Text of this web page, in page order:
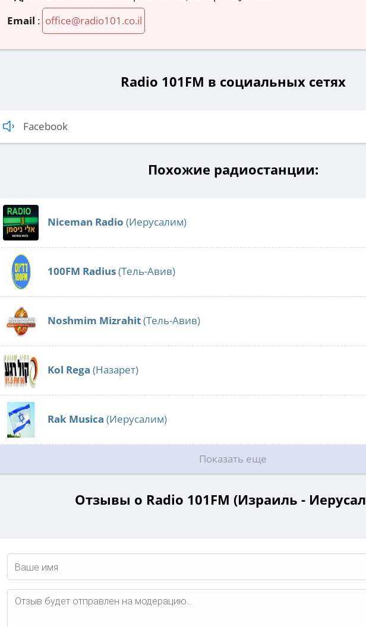
Email : office@radio101.co.il
Radio 101FM в социальных сетях
Facebook
Похожие радиостанции:
Niceman Radio (Иерусалим)
100FM Radius(Тель-Авив)
Noshmim Mizrahit(Тель-Авив)
Kol Rega (Назарет)
Rak Musica (Иерусалим)
Показать еще
Отзывы о Radio 101FM (Израиль -